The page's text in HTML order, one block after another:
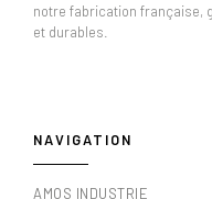
notre fabrication française,
et durables.
NAVIGATION
AMOS INDUSTRIE